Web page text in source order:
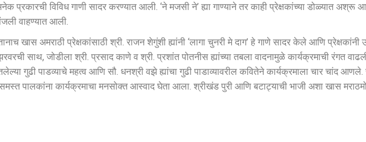
प्रकारची विविध गाणी सादर करण्यात आली. ‘ने मजसी ने’ ह्या गाण्याने तर काही प्रेक्षकांच्या डोळ्यात अश्रू
वाहण्यात आली.
खास अमराठी प्रेक्षकांसाठी श्री. राजन शेगुंशी ह्यांनी ‘लागा चुनरी मे दाग’ हे गाणे सादर केले आणि
साथ, जोडीला श्री. प्रसाद काणे व श्री. प्रशांत पोतनीस ह्यांच्या तबला वादनामुळे कार्यक्रमाची रंगत
गुढी पाडव्याचे महत्व आणि सौ. धनश्री वझे ह्यांचा गुढी पाडाव्यावरील कवितेने कार्यक्रमाला चार चांद
पालकांना कार्यक्रमाचा मनसोक्त आस्वाद घेता आला. श्रीखंड पुरी आणि बटाट्याची भाजी अशा खास